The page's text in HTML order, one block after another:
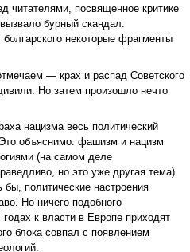
читателями, посвященное критике
бурный скандал.
некоторые фрагменты
— крах и распад Советского
Но затем произошло нечто
нацизма весь политический
объяснимо: фашизм и нацизм
(на самом деле
но это уже другая тема).
политические настроения
Но ничего подобного
к власти в Европе приходят
блока совпал с появлением